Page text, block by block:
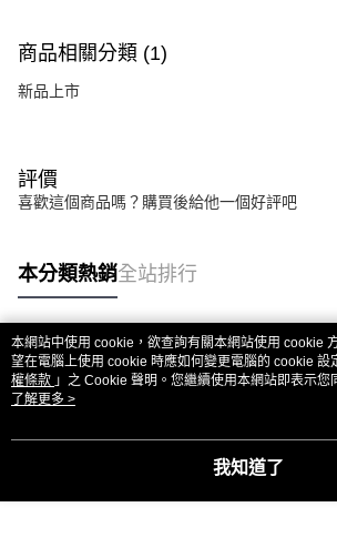
商品相關分類 (1)
新品上市
評價
喜歡這個商品嗎？購買後給他一個好評吧
本分類熱銷全站排行
熱門標籤
本網站中使用 cookie，欲查詢有關本網站使用 cookie
望在電腦上使用 cookie 時應如何變更電腦的 cookie 設
權條款 」之 Cookie 聲明。您繼續使用本網站即表示您
用條款之 Cookie 聲明使用 cookie。
了解更多 >
我知道了